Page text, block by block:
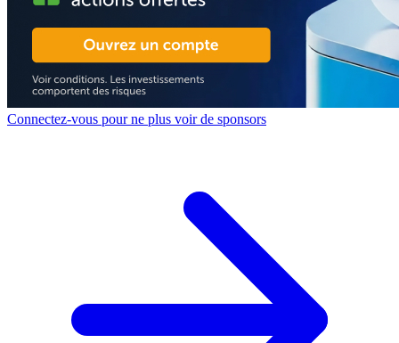
Connectez-vous pour ne plus voir de sponsors